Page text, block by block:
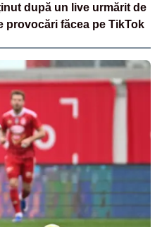
după un live urmărit de
provocări făcea pe TikTok